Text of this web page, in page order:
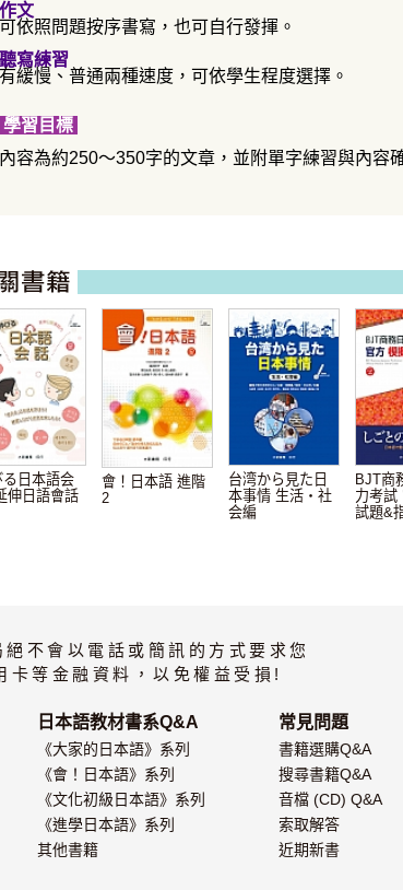
作文
可依照問題按序書寫，也可自行發揮。
聽寫練習
有緩慢、普通兩種速度，可依學生程度選擇。
學習目標
內容為約250～350字的文章，並附單字練習與內容
る日本語会
伸日語會話
會！日本語 進階
2
台湾から見た日
本事情 生活・社
会編
BJT商
力考試
試題&
不會以電話或簡訊的方式要求您
等金融資料，以免權益受損!
日本語教材書系Q&A
《大家的日本語》系列
《會！日本語》系列
《文化初級日本語》系列
《進學日本語》系列
其他書籍
常見問題
書籍選購Q&A
搜尋書籍Q&A
音檔 (CD) Q&A
索取解答
近期新書